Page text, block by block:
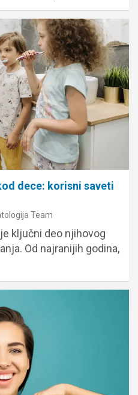
dece: korisni saveti
Team
ključni deo njihovog
Od najranijih godina,